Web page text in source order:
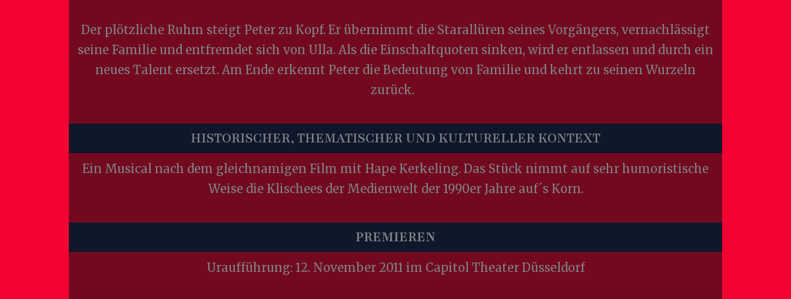
Der plötzliche Ruhm steigt Peter zu Kopf. Er übernimmt die Starallüren seines Vorgängers, vernachlässigt
seine Familie und entfremdet sich von Ulla. Als die Einschaltquoten sinken, wird er entlassen und durch ein
neues Talent ersetzt. Am Ende erkennt Peter die Bedeutung von Familie und kehrt zu seinen Wurzeln
zurück.
HISTORISCHER, THEMATISCHER UND KULTURELLER KONTEXT
Ein Musical nach dem gleichnamigen Film mit Hape Kerkeling. Das Stück nimmt auf sehr humoristische
Weise die Klischees der Medienwelt der 1990er Jahre auf´s Korn.
PREMIEREN
Uraufführung: 12. November 2011 im Capitol Theater Düsseldorf